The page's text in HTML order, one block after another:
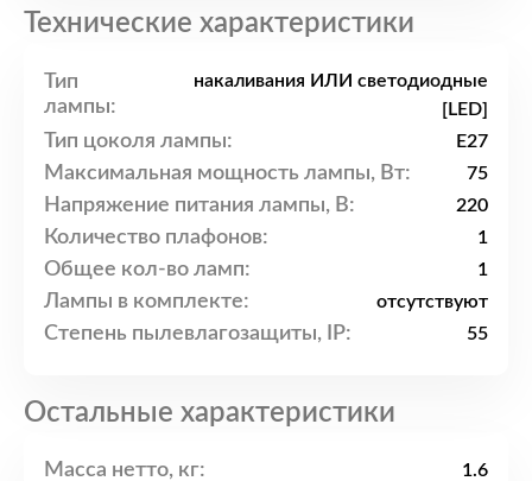
Технические характеристики
Тип
лампы:
накаливания ИЛИ светодиодные
[LED]
Тип цоколя лампы: E27
Максимальная мощность лампы, Вт: 75
Напряжение питания лампы, В: 220
Количество плафонов: 1
Общее кол-во ламп: 1
Лампы в комплекте: отсутствуют
Степень пылевлагозащиты, IP: 55
Остальные характеристики
Масса нетто, кг: 1.6